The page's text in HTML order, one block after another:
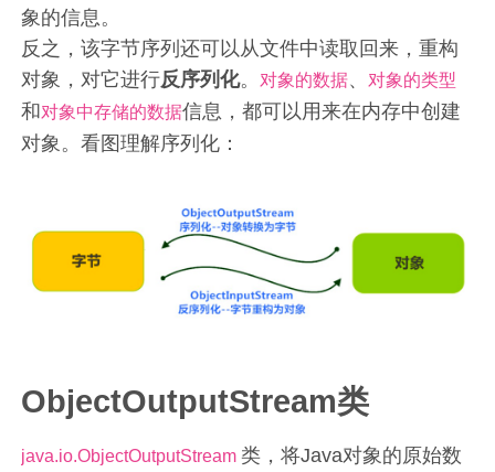
象的信息。
反之，该字节序列还可以从文件中读取回来，重构
对象，对它进行反序列化。对象的数据、对象的类型
和对象中存储的数据信息，都可以用来在内存中创建
对象。看图理解序列化：
ObjectOutputStream类
java.io.ObjectOutputStream类，将Java对象的原始数